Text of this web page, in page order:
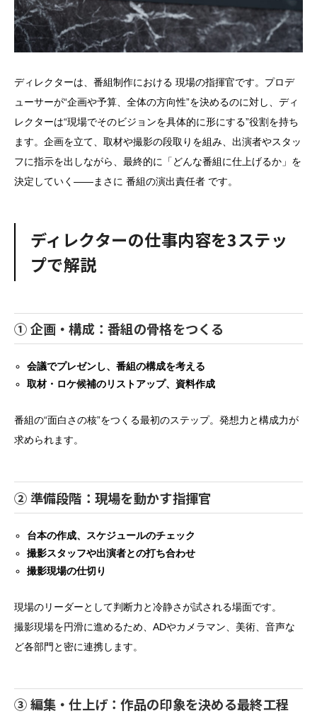
ディレクターは、番組制作における 現場の指揮官です。プロデ
ューサーが“企画や予算、全体の方向性”を決めるのに対し、ディ
レクターは“現場でそのビジョンを具体的に形にする”役割を持ち
ます。企画を立て、取材や撮影の段取りを組み、出演者やスタッ
フに指示を出しながら、最終的に「どんな番組に仕上げるか」を
決定していく――まさに 番組の演出責任者 です。
ディレクターの仕事内容を3ステッ
プで解説
① 企画・構成：番組の骨格をつくる
会議でプレゼンし、番組の構成を考える
取材・ロケ候補のリストアップ、資料作成
番組の“面白さの核”をつくる最初のステップ。発想力と構成力が
求められます。
② 準備段階：現場を動かす指揮官
台本の作成、スケジュールのチェック
撮影スタッフや出演者との打ち合わせ
撮影現場の仕切り
現場のリーダーとして判断力と冷静さが試される場面です。
撮影現場を円滑に進めるため、ADやカメラマン、美術、音声な
ど各部門と密に連携します。
③ 編集・仕上げ：作品の印象を決める最終工程